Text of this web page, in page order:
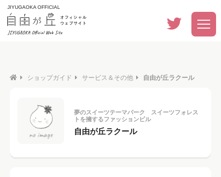
JIYUGAOKA OFFICIAL
ショップガイド サービス＆その他 自由が丘ラクール
夢のスイーツテーマパーク スイーツフォレス
トを擁するファッションビル
自由が丘ラクール